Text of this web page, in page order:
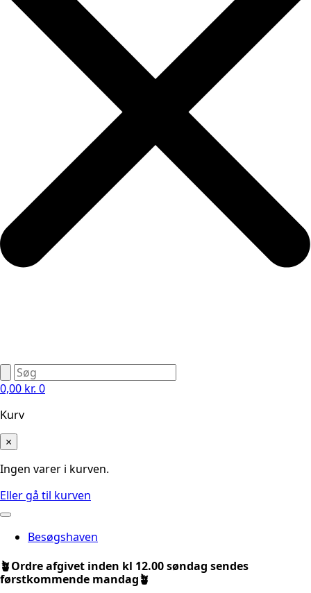
0,00 kr. 0
Kurv
×
Ingen varer i kurven.
Eller gå til kurven
Besøgshaven
🪴Ordre afgivet inden kl 12.00 søndag sendes
førstkommende mandag🪴